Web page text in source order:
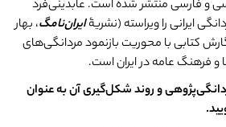
و فارسی منتشر شده است. عابدینی‌فرد
ایرانی را ویراسته (نشریۀایراننامگ، بهار
کتابی با محوریت بازنمود مردانگی‌های
و فرهنگ عامه در ایران است.
پژوهی و روند شکلگیری آن به عنوان